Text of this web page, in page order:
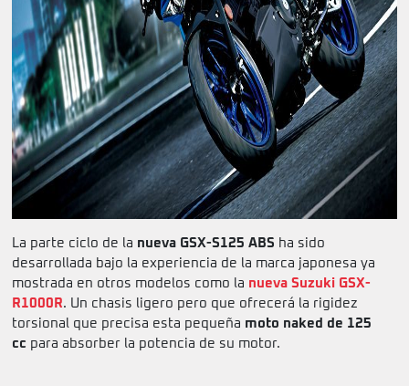
La parte ciclo de la nueva GSX-S125 ABS ha sido
desarrollada bajo la experiencia de la marca japonesa ya
mostrada en otros modelos como la nueva Suzuki GSX-
R1000R. Un chasis ligero pero que ofrecerá la rigidez
torsional que precisa esta pequeña moto naked de 125
cc para absorber la potencia de su motor.